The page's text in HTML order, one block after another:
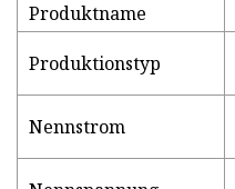
Produktname
Produktionstyp
Nennstrom